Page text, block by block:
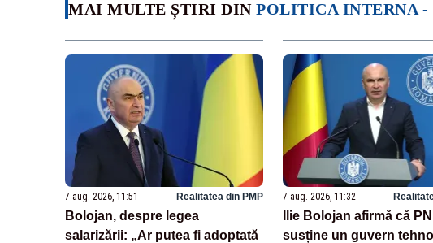
MAI MULTE ȘTIRI DIN POLITICA INTERNA
7 aug. 2026, 11:51 Realitatea din PMP
Bolojan, despre legea
salarizării: „Ar putea fi adoptată
7 aug. 2026, 11:32
Ilie Bolojan afirmă că
susține un guvern